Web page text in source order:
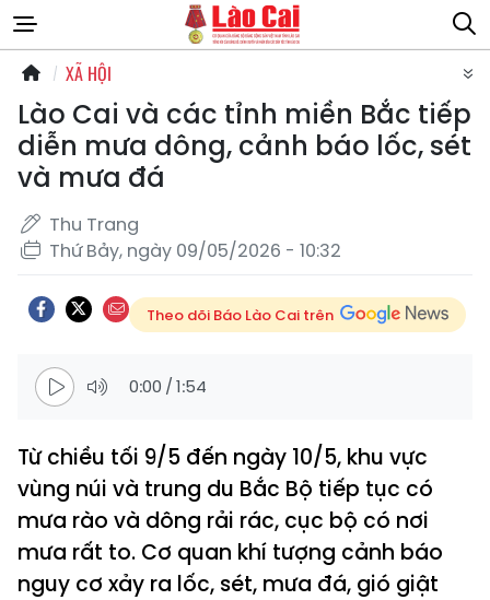
XÃ HỘI
Lào Cai và các tỉnh miền Bắc tiếp
diễn mưa dông, cảnh báo lốc, sét
và mưa đá
Thu Trang
Thứ Bảy, ngày 09/05/2026 - 10:32
Theo dõi Báo Lào Cai trên
0:00 /1:54
Từ chiều tối 9/5 đến ngày 10/5, khu vực
vùng núi và trung du Bắc Bộ tiếp tục có
mưa rào và dông rải rác, cục bộ có nơi
mưa rất to. Cơ quan khí tượng cảnh báo
nguy cơ xảy ra lốc, sét, mưa đá, gió giật